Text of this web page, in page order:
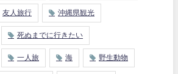
友人旅行 沖縄県観光
死ぬまでに行きたい
一人旅 海 野生動物